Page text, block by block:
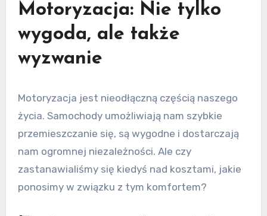
Motoryzacja: Nie tylko
wygoda, ale także
wyzwanie
Motoryzacja jest nieodłączną częścią naszego
życia. Samochody umożliwiają nam szybkie
przemieszczanie się, są wygodne i dostarczają
nam ogromnej niezależności. Ale czy
zastanawialiśmy się kiedyś nad kosztami, jakie
ponosimy w związku z tym komfortem?